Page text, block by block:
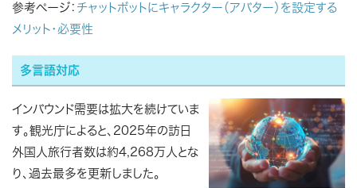
参考ページ： チャットボットにキャラクター（アバター）を設定する
メリット・必要性
多言語対応
インバウンド需要は拡大を続けていま
す。観光庁によると、2025年の訪日
外国人旅行者数は約4,268万人とな
り、過去最多を更新しました。